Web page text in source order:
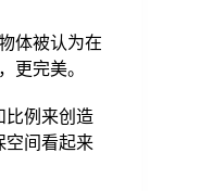
体被认为在
更完美。
比例来创造
空间看起来